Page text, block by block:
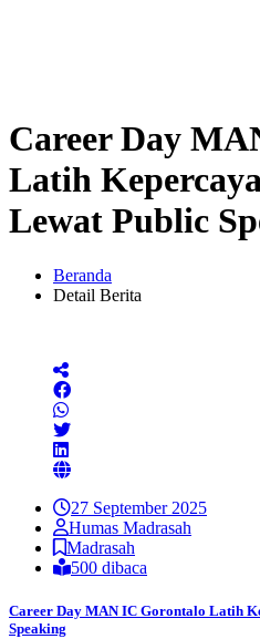
Career Day
Latih
Lewat Public
Beranda
Detail Berita
27 September 2025
Humas Madrasah
Madrasah
500 dibaca
Career Day MAN IC Gorontalo Latih
Speaking